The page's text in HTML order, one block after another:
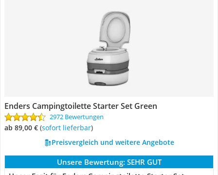
Enders Campingtoilette Starter Set Green
2972 Bewertungen
ab 89,00 € ( Sofort lieferbar)
Preisvergleich und weitere Angebote
Unsere Bewertung: SEHR GUT